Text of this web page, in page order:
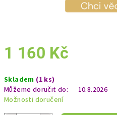
1 160 Kč
cena:
Skladem (1 ks)
Můžeme doručit do:
10.8.2026
Možnosti doručení